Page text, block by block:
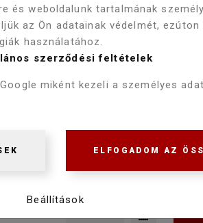
WK00164-1
Gyártásra rendelhető, a
629 900 Ft
598 400 Ft
és weboldalunk tartalmának
az Ön adatainak védelmét, ezúton
használatához.
szerződési feltételek
miként kezeli a személyes
ELFOGADOM AZ
Beállítások